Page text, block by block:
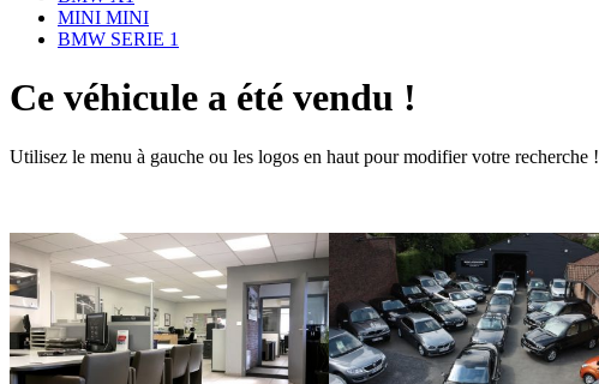
MINI MINI
BMW SERIE 1
Ce véhicule a été vendu !
Utilisez le menu à gauche ou les logos en haut pour modifier votre recherche !